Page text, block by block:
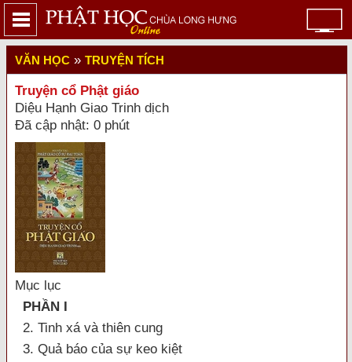
VĂN HỌC » TRUYỆN TÍCH
Truyện cổ Phật giáo
Diệu Hạnh Giao Trinh dịch
Đã cập nhật: 0 phút
Mục lục
PHẦN I
2. Tinh xá và thiên cung
3. Quả báo của sự keo kiệt